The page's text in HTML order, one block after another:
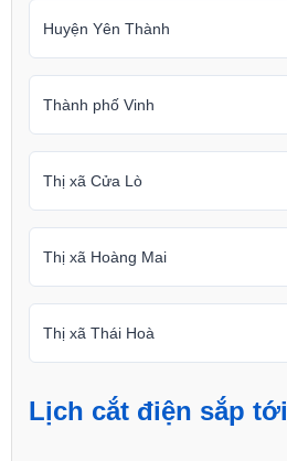
Huyện Yên Thành
Thành phố Vinh
Thị xã Cửa Lò
Thị xã Hoàng Mai
Thị xã Thái Hoà
Lịch cắt điện sắp tới